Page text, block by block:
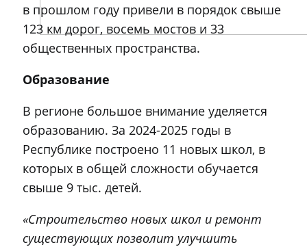
в прошлом году привели в порядок свыше
123 км дорог, восемь мостов и 33
общественных пространства.
Образование
В регионе большое внимание уделяется
образованию. За 2024-2025 годы в
Республике построено 11 новых школ, в
которых в общей сложности обучается
свыше 9 тыс. детей.
«Строительство новых школ и ремонт
существующих позволит улучшить